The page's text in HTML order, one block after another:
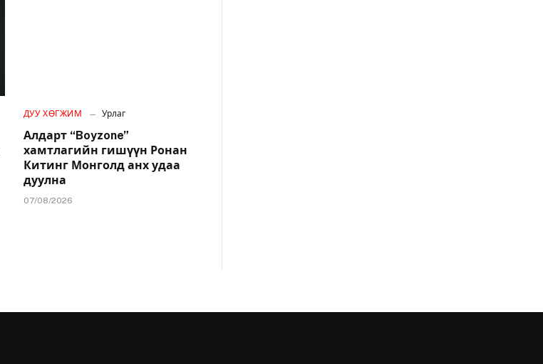
ДУУ ХӨГЖИМ Урлаг
Алдарт “Boyzone”
хамтлагийн гишүүн Ронан
Китинг Монголд анх удаа
дуулна
07/08/2026